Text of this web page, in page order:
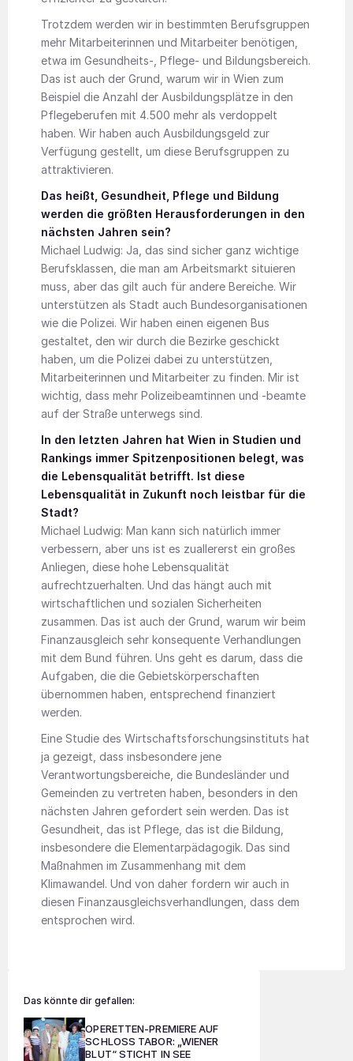
Trotzdem werden wir in bestimmten Berufsgruppen
mehr Mitarbeiterinnen und Mitarbeiter benötigen,
etwa im Gesundheits-, Pflege- und Bildungsbereich.
Das ist auch der Grund, warum wir in Wien zum
Beispiel die Anzahl der Ausbildungsplätze in den
Pflegeberufen mit 4.500 mehr als verdoppelt
haben. Wir haben auch Ausbildungsgeld zur
Verfügung gestellt, um diese Berufsgruppen zu
attraktivieren.
Das heißt, Gesundheit, Pflege und Bildung
werden die größten Herausforderungen in den
nächsten Jahren sein?
Michael Ludwig: Ja, das sind sicher ganz wichtige
Berufsklassen, die man am Arbeitsmarkt situieren
muss, aber das gilt auch für andere Bereiche. Wir
unterstützen als Stadt auch Bundesorganisationen
wie die Polizei. Wir haben einen eigenen Bus
gestaltet, den wir durch die Bezirke geschickt
haben, um die Polizei dabei zu unterstützen,
Mitarbeiterinnen und Mitarbeiter zu finden. Mir ist
wichtig, dass mehr Polizeibeamtinnen und -beamte
auf der Straße unterwegs sind.
In den letzten Jahren hat Wien in Studien und
Rankings immer Spitzenpositionen belegt, was
die Lebensqualität betrifft. Ist diese
Lebensqualität in Zukunft noch leistbar für die
Stadt?
Michael Ludwig: Man kann sich natürlich immer
verbessern, aber uns ist es zuallererst ein großes
Anliegen, diese hohe Lebensqualität
aufrechtzuerhalten. Und das hängt auch mit
wirtschaftlichen und sozialen Sicherheiten
zusammen. Das ist auch der Grund, warum wir beim
Finanzausgleich sehr konsequente Verhandlungen
mit dem Bund führen. Uns geht es darum, dass die
Aufgaben, die die Gebietskörperschaften
übernommen haben, entsprechend finanziert
werden.
Eine Studie des Wirtschaftsforschungsinstituts hat
ja gezeigt, dass insbesondere jene
Verantwortungsbereiche, die Bundesländer und
Gemeinden zu vertreten haben, besonders in den
nächsten Jahren gefordert sein werden. Das ist
Gesundheit, das ist Pflege, das ist die Bildung,
insbesondere die Elementarpädagogik. Das sind
Maßnahmen im Zusammenhang mit dem
Klimawandel. Und von daher fordern wir auch in
diesen Finanzausgleichsverhandlungen, dass dem
entsprochen wird.
Das könnte dir gefallen:
OPERETTEN-PREMIERE AUF
SCHLOSS TABOR: „WIENER
BLUT“ STICHT IN SEE